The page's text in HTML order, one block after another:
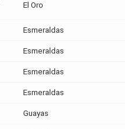
El Oro
Esmeraldas
Esmeraldas
Esmeraldas
Esmeraldas
Guayas